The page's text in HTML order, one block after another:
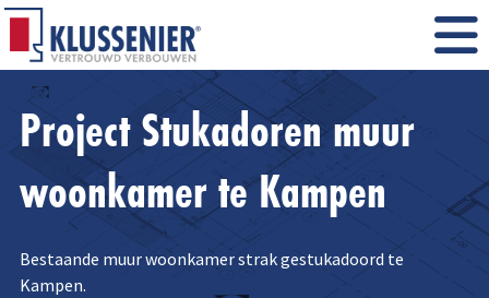
Project Stukadoren muur
woonkamer te Kampen
Bestaande muur woonkamer strak gestukadoord te
Kampen.